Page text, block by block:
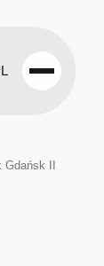
Open
II